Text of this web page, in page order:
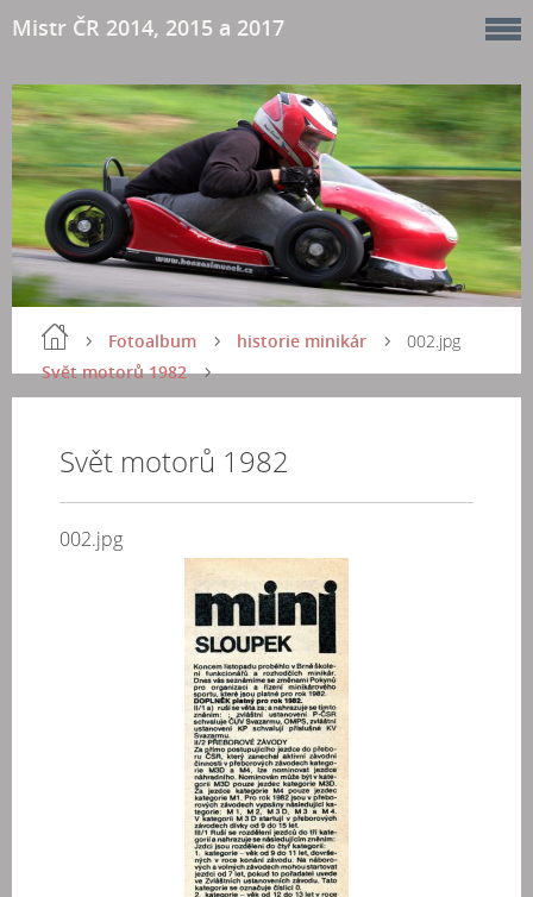
Mistr ČR 2014, 2015 a 2017
Fotoalbum
historie minikár
Svět motorů 1982
002.jpg
Svět motorů 1982
002.jpg